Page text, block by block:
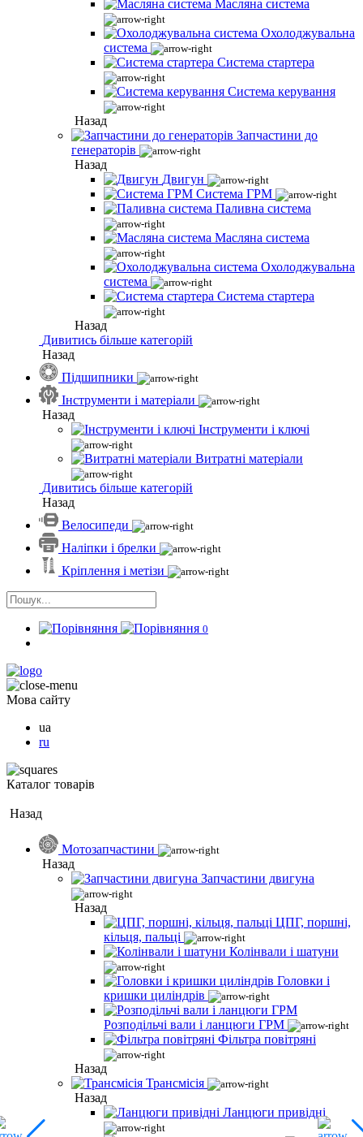
Масляна система
Охолоджувальна
система
Система стартера
Система керування
Назад
Запчастини до
генераторів
Назад
Двигун
Система ГРМ
Паливна система
Масляна система
Охолоджувальна
система
Система стартера
Назад
Дивитись більше категорій
Назад
Підшипники
Інструменти і матеріали
Назад
Інструменти і ключі
Витратні матеріали
Дивитись більше категорій
Назад
Велосипеди
Наліпки і брелки
Кріплення і метізи
0
Мова сайту
ua
ru
Каталог товарів
Назад
Мотозапчастини
Назад
Запчастини двигуна
Назад
ЦПГ, поршні,
кільця, пальці
Колінвали і шатуни
Головки і
кришки циліндрів
Розподільчі вали і ланцюги ГРМ
Фільтра повітряні
Назад
Трансмісія
Назад
Ланцюги привідні